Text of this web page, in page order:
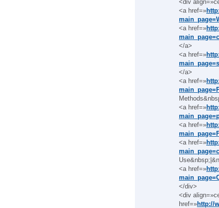
<div
<a href=»
<a href=»
</a>
<a href=»
</a>
<a href=»
<a href=»
<a href=»
<a href=»
<a href=»
</div>
<div
href=»http://